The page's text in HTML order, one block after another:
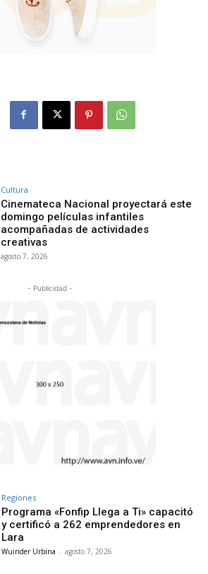
Cultura
Cinemateca Nacional proyectará este
domingo películas infantiles
acompañadas de actividades
creativas
agosto 7, 2026
- Publicidad -
Regiones
Programa «Fonfip Llega a Ti» capacitó
y certificó a 262 emprendedores en
Lara
Wuinder Urbina - agosto 7, 2026